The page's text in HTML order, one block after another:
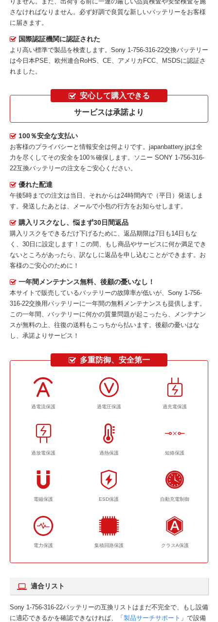
さなければなりません。必ず好調で良質な新しいバッテリーをお客様
に届きます。
国際認証機関に認証された
より高い標準で製品を検査します。Sony 1-756-316-22交換バッテリー
は今日本PSE、欧州連合RoHS、CE、アメリカFCC、MSDSに認証さ
れました。
安心して購入できる
サービスは承諾より
100％安全な支払い
お客様のプライバシーと情報安全は何よりです。japanbattery.jpは全
力を尽くしてその安全を100％確保します。
ソニー SONY 1-756-316-
22互換バッテリーの注文をご安心ください。
優れた配達
午後5時までの注文は当日、それからは24時間内で（平日）発送しま
す。発送したあとは、メールで小包の行方をお知らせします。
購入リスクなし、悩まず30日間返品
購入リスクをできるだけ下げるために、返品期限は7日も14日もな
く、30日に設定します！この間、もし商品やサービスに何か満足でき
ないところがあったら、訳なしに返品を申し込むことができます。お
客様のご安心のために！
一年間メンテナンス無料、後顧の憂いなし！
本サイトで販売しているバッテリーの故障率が低いが、 Sony 1-756-
316-22交換用バッテリーに一年間の無料メンテナンスも提供します。
この一年間、バッテリーに何かの質量問題が起こったら、メンテナン
スが無料の上、往復の送料もこっちから払います。後顧の憂いはな
し、承諾よりサービス！
多重防御、安全第一
過電流保護 過電圧保護 過充電保護
過放電保護 過熱保護 短絡保護
電磁保護 ESD保護 自動充電制御
電力保護 集積回路保護 クラスA保護
適合リスト
Sony 1-756-316-22バッテリーの互換リストはまだ不完全で、もし設備
に適応できるかを確認できなければ、「製品サーチサポート 」で設備